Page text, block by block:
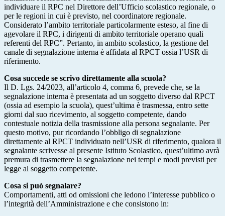
individuare il RPC nel Direttore dell’Ufficio scolastico regionale, o
per le regioni in cui è previsto, nel coordinatore regionale.
Considerato l’ambito territoriale particolarmente esteso, al fine di
agevolare il RPC, i dirigenti di ambito territoriale operano quali
referenti del RPC”. Pertanto, in ambito scolastico, la gestione del
canale di segnalazione interna è affidata al RPCT ossia l’USR di
riferimento.
Cosa succede se scrivo direttamente alla scuola?
Il D. Lgs. 24/2023, all’articolo 4, comma 6, prevede che, se la
segnalazione interna è presentata ad un soggetto diverso dal RPCT
(ossia ad esempio la scuola), quest’ultima è trasmessa, entro sette
giorni dal suo ricevimento, al soggetto competente, dando
contestuale notizia della trasmissione alla persona segnalante. Per
questo motivo, pur ricordando l’obbligo di segnalazione
direttamente al RPCT individuato nell’USR di riferimento, qualora il
segnalante scrivesse al presente Istituto Scolastico, quest’ultimo avrà
premura di trasmettere la segnalazione nei tempi e modi previsti per
legge al soggetto competente.
Cosa si può segnalare?
Comportamenti, atti od omissioni che ledono l’interesse pubblico o
l’integrità dell’Amministrazione e che consistono in: